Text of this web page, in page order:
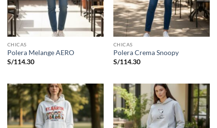
CHICAS
Polera Melange AERO
S/114.30
CHICAS
Polera Crema Snoopy
S/114.30